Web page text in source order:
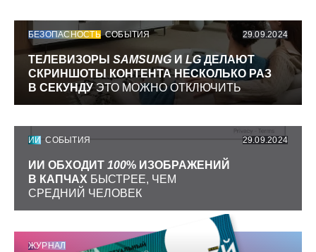
БЕЗОПАСНОСТЬ СОБЫТИЯ 29.09.2024
ТЕЛЕВИЗОРЫ SAMSUNG И LGДЕЛАЮТ
СКРИНШОТЫ КОНТЕНТА НЕСКОЛЬКО РАЗ
В СЕКУНДУЭТО МОЖНО ОТКЛЮЧИТЬ
ИИ СОБЫТИЯ 29.09.2024
ИИ ОБХОДИТ 100% ИЗОБРАЖЕНИЙ
В КАПЧАХ БЫСТРЕЕ, ЧЕМ
СРЕДНИЙ ЧЕЛОВЕК
ЖУРНАЛ